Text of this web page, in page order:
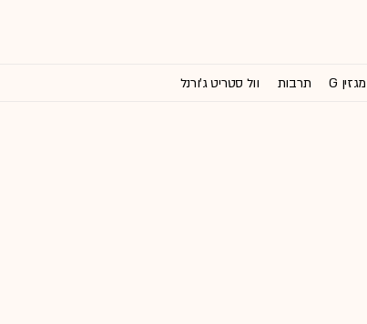
מגזין G תרבות וול סטריט ג'ורנל